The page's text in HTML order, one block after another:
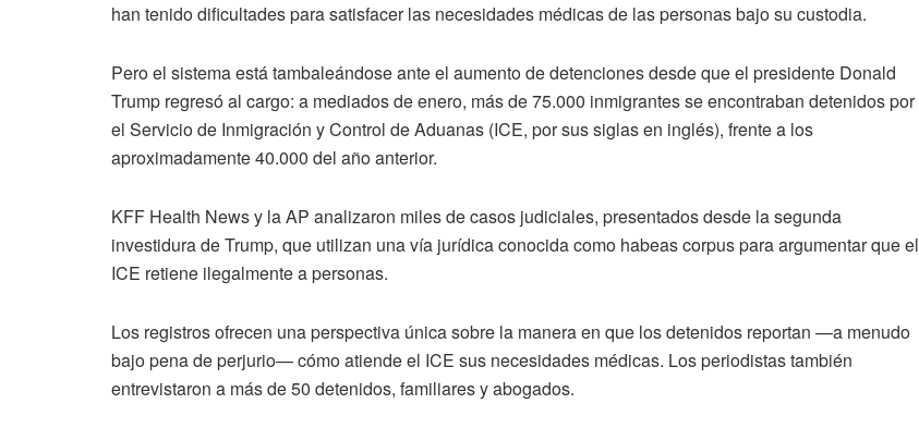
han tenido dificultades para satisfacer las necesidades médicas de las personas bajo su custodia.
Pero el sistema está tambaleándose ante el aumento de detenciones desde que el presidente Donald
Trump regresó al cargo: a mediados de enero, más de 75.000 inmigrantes se encontraban detenidos por
el Servicio de Inmigración y Control de Aduanas (ICE, por sus siglas en inglés), frente a los
aproximadamente 40.000 del año anterior.
KFF Health News y la AP analizaron miles de casos judiciales, presentados desde la segunda
investidura de Trump, que utilizan una vía jurídica conocida como habeas corpus para argumentar que el
ICE retiene ilegalmente a personas.
Los registros ofrecen una perspectiva única sobre la manera en que los detenidos reportan —a menudo
bajo pena de perjurio— cómo atiende el ICE sus necesidades médicas. Los periodistas también
entrevistaron a más de 50 detenidos, familiares y abogados.